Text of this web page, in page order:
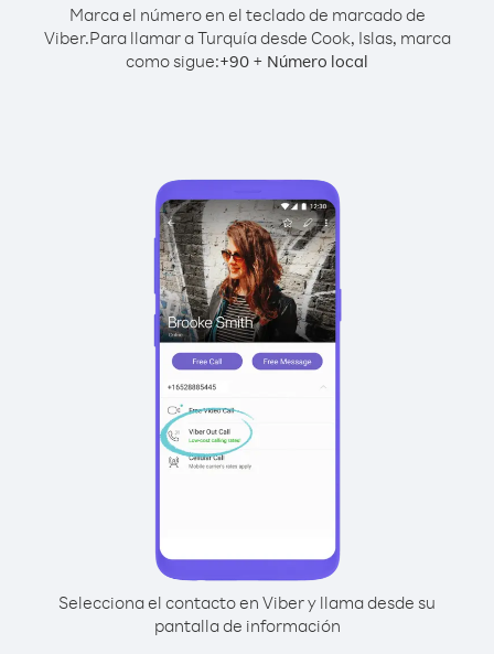
Marca el número en el teclado de marcado de
Viber.Para llamar a Turquía desde Cook, Islas, marca
como sigue:+90 + Número local
Selecciona el contacto en Viber y llama desde su
pantalla de información